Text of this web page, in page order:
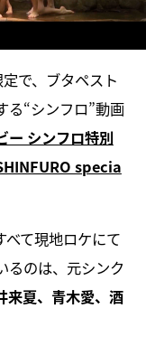
で、ブタペスト
る“シンフロ”動画
ー シンフロ特別
specia
て現地ロケにて
るのは、元シンク
来夏、青木愛、酒